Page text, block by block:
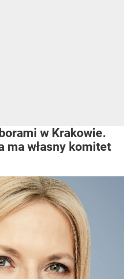
w Krakowie.
ma własny komitet